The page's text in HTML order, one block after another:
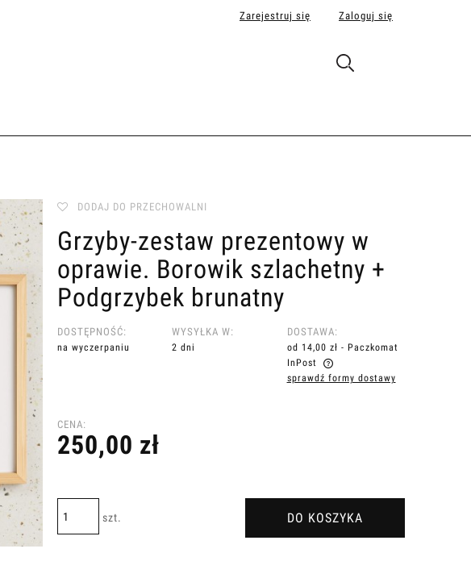
Zarejestruj się Zaloguj się
DODAJ DO PRZECHOWALNI
Grzyby-zestaw prezentowy w
oprawie. Borowik szlachetny +
Podgrzybek brunatny
DOSTĘPNOŚĆ:
na wyczerpaniu
WYSYŁKA W:
2 dni
DOSTAWA:
od 14,00 zł - Paczkomat
InPost
sprawdź formy dostawy
CENA:
250,00 zł
szt. DO KOSZYKA